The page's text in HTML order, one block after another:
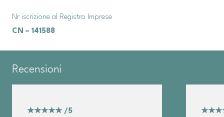
Nr iscrizione al Registro Imprese
CN – 141588
Recensioni
★★★★★/5